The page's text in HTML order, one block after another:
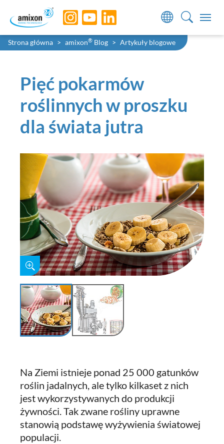
Skip to main navigation
Skip to main content
Skip to page footer
You are here:
Strona główna amixon® Blog Artykuły blogowe
Pięć pokarmów
roślinnych w proszku
dla świata jutra
Na Ziemi istnieje ponad 25 000 gatunków
roślin jadalnych, ale tylko kilkaset z nich
jest wykorzystywanych do produkcji
żywności. Tak zwane rośliny uprawne
stanowią podstawę wyżywienia światowej
populacji.